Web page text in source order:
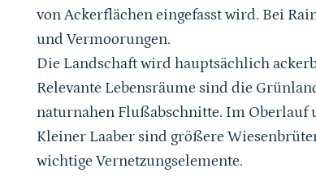
von Ackerflächen eingefasst wird. Bei
und Vermoorungen.
Die Landschaft wird hauptsächlich
Relevante Lebensräume sind die
naturnahen Flußabschnitte. Im Oberlauf
Kleiner Laaber sind größere
wichtige Vernetzungselemente.